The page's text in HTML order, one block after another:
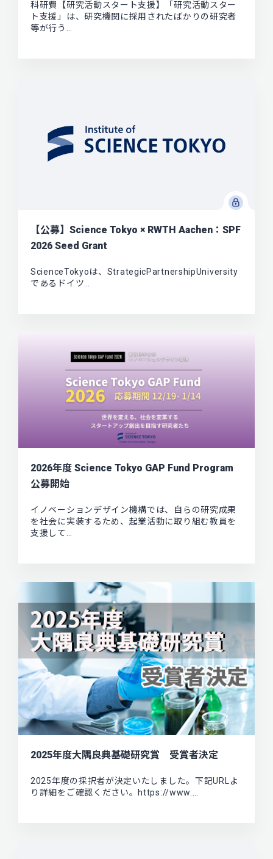
科研費【研究活動スタート支援】「研究活動スター
ト支援」は、研究機関に採用されたばかりの研究者
等が行う…
【公募】Science Tokyo × RWTH Aachen：SPF
2026 Seed Grant
ScienceTokyoは、StrategicPartnershipUniversity
であるドイツ…
2026年度 Science Tokyo GAP Fund Program
公募開始
イノベーションデザイン機構では、自らの研究成果
を社会に実装するため、起業活動に取り組む教員を
支援して…
2025年度大隅良典基礎研究賞 受賞者決定
2025年度の採択者が決定いたしました。下記URLよ
り詳細をご確認ください。https://www.…